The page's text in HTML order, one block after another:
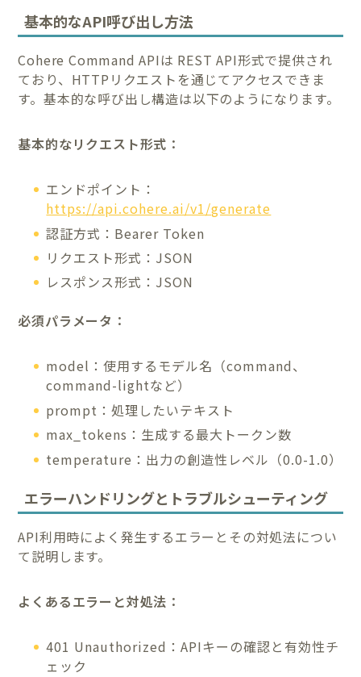
基本的なAPI呼び出し方法
Cohere Command APIは REST API形式で提供され
ており、HTTPリクエストを通じてアクセスできま
す。基本的な呼び出し構造は以下のようになります。
基本的なリクエスト形式：
エンドポイント：
https://api.cohere.ai/v1/generate
認証方式：Bearer Token
リクエスト形式：JSON
レスポンス形式：JSON
必須パラメータ：
model：使用するモデル名（command、
command-lightなど）
prompt：処理したいテキスト
max_tokens：生成する最大トークン数
temperature：出力の創造性レベル（0.0-1.0）
エラーハンドリングとトラブルシューティング
API利用時によく発生するエラーとその対処法につい
て説明します。
よくあるエラーと対処法：
401 Unauthorized：APIキーの確認と有効性チ
ェック